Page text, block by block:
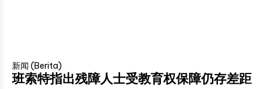
新闻 (Berita)
班索特指出残障人士受教育权保障仍存差距